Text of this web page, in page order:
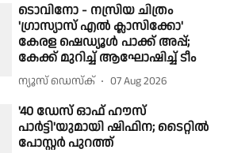
ടൊവിനോ - നസ്രിയ ചിത്രം
'ഗ്രാസ്യാസ് എൽ ക്ലാസിക്കോ'
കേരള ഷെഡ്യൂൾ പാക്ക് അപ്പ്;
കേക്ക് മുറിച്ച് ആഘോഷിച്ച് ടീം
ന്യൂസ് ഡെസ്ക് 07 Aug 2026
'40 ഡേസ് ഓഫ് ഹൗസ്
പാർട്ടി'യുമായി ഷിഫിന; ടൈറ്റിൽ
പോസ്റ്റർ പുറത്ത്